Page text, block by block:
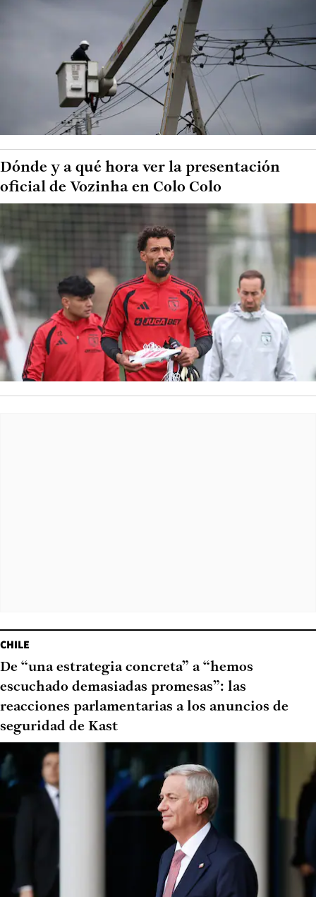
Dónde y a qué hora ver la presentación
oficial de Vozinha en Colo Colo
CHILE
De “una estrategia concreta” a “hemos
escuchado demasiadas promesas”: las
reacciones parlamentarias a los anuncios de
seguridad de Kast